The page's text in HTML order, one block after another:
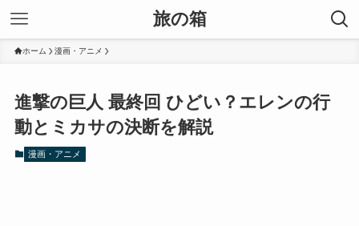
旅の箱
ホーム 漫画・アニメ
進撃の巨人 最終回 ひどい？エレンの行
動とミカサの決断を解説
漫画・アニメ